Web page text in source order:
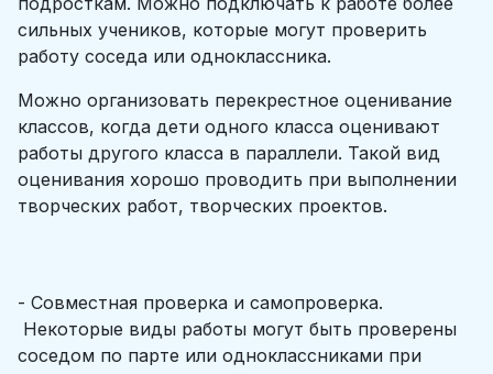
сильных учеников, которые могут проверить
работу соседа или одноклассника.
Можно организовать перекрестное оценивание
классов, когда дети одного класса оценивают
работы другого класса в параллели. Такой вид
оценивания хорошо проводить при выполнении
творческих работ, творческих проектов.
- Совместная проверка и самопроверка.
Некоторые виды работы могут быть проверены
соседом по парте или одноклассниками при